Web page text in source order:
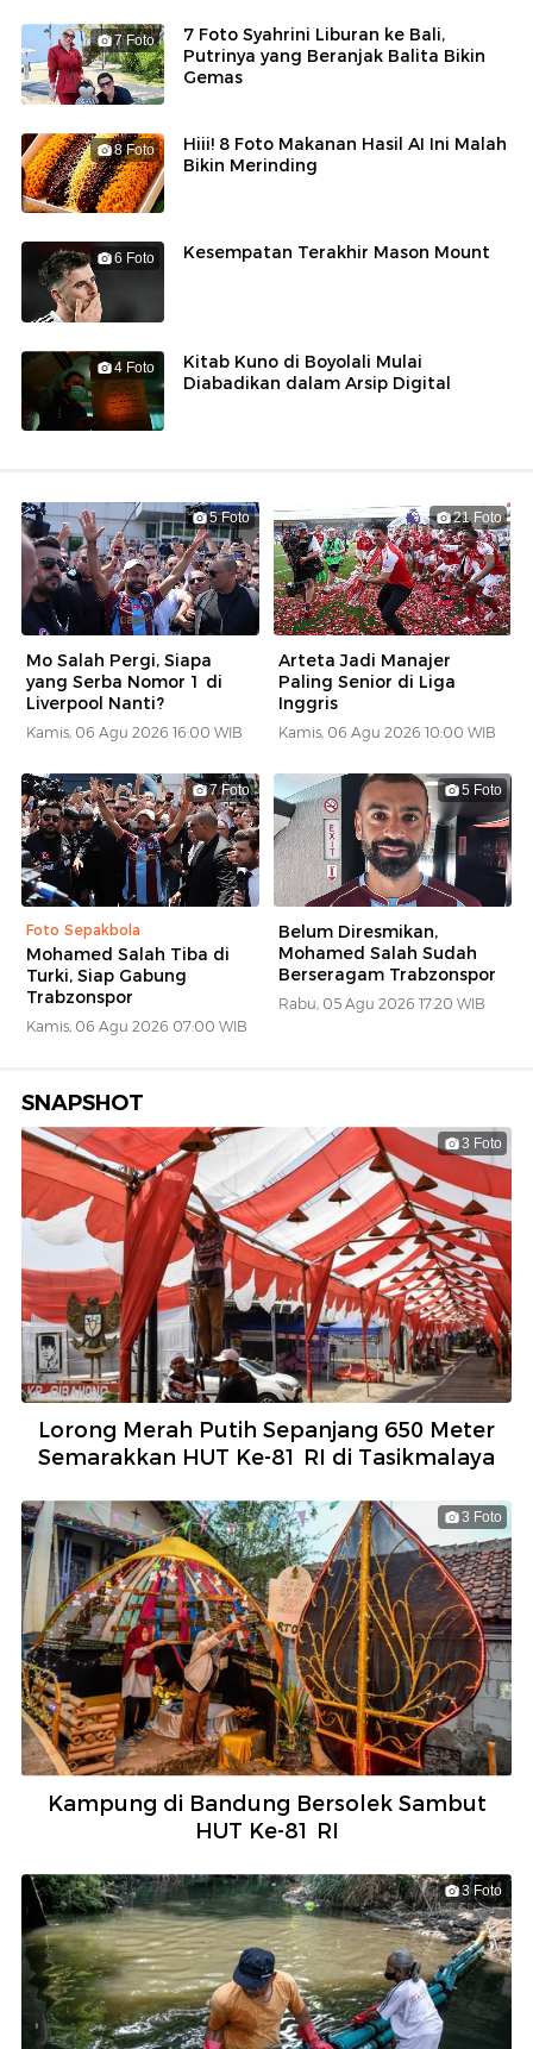
7 Foto
7 Foto Syahrini Liburan ke Bali,
Putrinya yang Beranjak Balita Bikin
Gemas
3 8 Foto
Hiii! 8 Foto Makanan Hasil AI Ini Malah
Bikin Merinding
4 6 Foto Kesempatan Terakhir Mason Mount
4 Foto
Kitab Kuno di Boyolali Mulai
Diabadikan dalam Arsip Digital
5 Foto
Mo Salah Pergi, Siapa
yang Serba Nomor 1 di
Liverpool Nanti?
Kamis, 06 Agu 2026 16:00 WIB
21 Foto
Arteta Jadi Manajer
Paling Senior di Liga
Inggris
Kamis, 06 Agu 2026 10:00 WIB
7 Foto
Foto Sepakbola
Mohamed Salah Tiba di
Turki, Siap Gabung
Trabzonspor
Kamis, 06 Agu 2026 07:00 WIB
5 Foto
Belum Diresmikan,
Mohamed Salah Sudah
Berseragam Trabzonspor
Rabu, 05 Agu 2026 17:20 WIB
SNAPSHOT
3 Foto
Lorong Merah Putih Sepanjang 650 Meter
Semarakkan HUT Ke-81 RI di Tasikmalaya
3 Foto
Kampung di Bandung Bersolek Sambut
HUT Ke-81 RI
3 Foto